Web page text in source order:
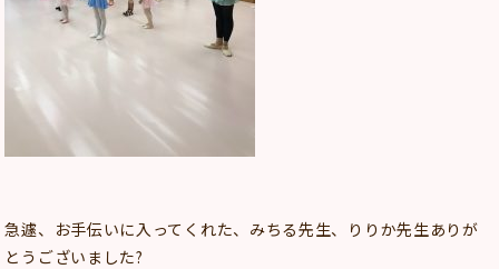
急遽、お手伝いに入ってくれた、みちる先生、りりか先生ありが
とうございました?